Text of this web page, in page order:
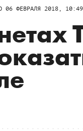
06 ФЕВРАЛЯ 2018, 10:49